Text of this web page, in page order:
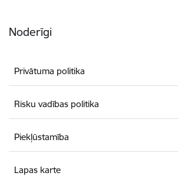
Noderīgi
Privātuma politika
Risku vadības politika
Piekļūstamība
Lapas karte